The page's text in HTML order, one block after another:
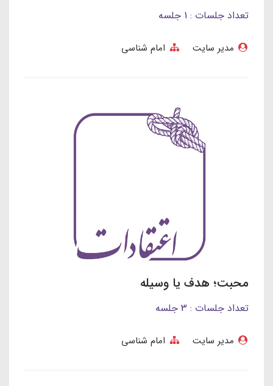
تعداد جلسات : 1 جلسه
مدیر سایت امام شناسی
محبت؛ هدف یا وسیله
تعداد جلسات : 3 جلسه
مدیر سایت امام شناسی